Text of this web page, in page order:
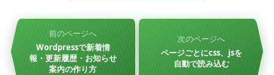
前のページへ
Wordpressで新着情
報・更新履歴・お知らせ
案内の作り方
次のページへ
ページごとにcss、jsを
自動で読み込む